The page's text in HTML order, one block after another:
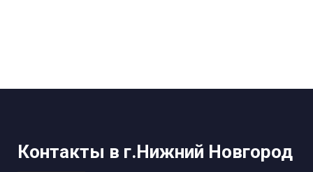
Контакты в г.Нижний Новгород